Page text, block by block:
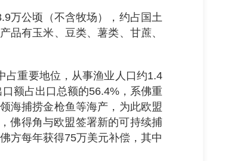
万公顷（不含牧场），约占国土
品有玉米、豆类、薯类、甘蔗、
占重要地位，从事渔业人口约1.4
额占出口总额的56.4%，系佛重
海捕捞金枪鱼等海产，为此欧盟
佛得角与欧盟签署新的可持续捕
方每年获得75万美元补偿，其中